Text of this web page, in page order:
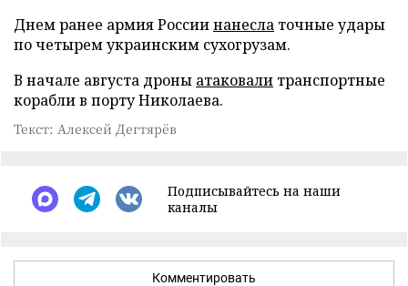
Днем ранее армия Россиинанесла точные удары
по четырем украинским сухогрузам.
В начале августа дроны атаковали транспортные
корабли в порту Николаева.
Текст: Алексей Дегтярёв
Подписывайтесь на наши
каналы
Комментировать